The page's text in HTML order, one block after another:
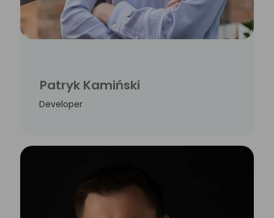
Patryk Kamiński
Developer